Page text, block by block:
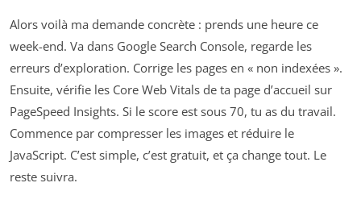
Alors voilà ma demande concrète : prends une heure ce
week-end. Va dans Google Search Console, regarde les
erreurs d’exploration. Corrige les pages en « non indexées ».
Ensuite, vérifie les Core Web Vitals de ta page d’accueil sur
PageSpeed Insights. Si le score est sous 70, tu as du travail.
Commence par compresser les images et réduire le
JavaScript. C’est simple, c’est gratuit, et ça change tout. Le
reste suivra.